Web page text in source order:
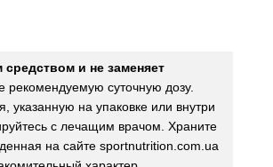
и не заменяет
рекомендуемую суточную дозу.
указанную на упаковке или внутри
с лечащим врачом. Храните
на сайте sportnutrition.com.ua